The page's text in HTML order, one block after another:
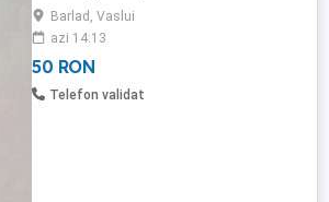
stainless steel back este electronic are
afisaj analogic scrie pe el de doua ori ca
este rezistent la apa ma gandesc ca este
vorba de stropi de lichid si atat are curea
metalica in opinia mea catarama este
Barlad, Vaslui
azi 14:13
50 RON
Telefon validat